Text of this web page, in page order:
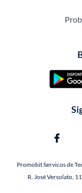
Promobit Servicos de
R. José Versolato,